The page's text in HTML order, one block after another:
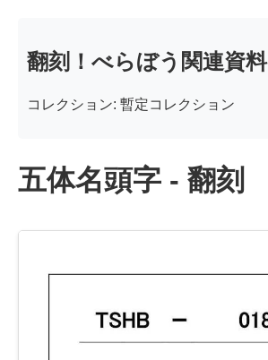
翻刻！べらぼう関連資料
コレクション: 暫定コレクション
五体名頭字 - 翻刻